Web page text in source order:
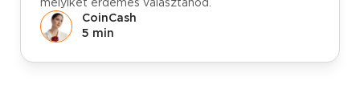
melyiket érdemes választanod.
CoinCash
5 min